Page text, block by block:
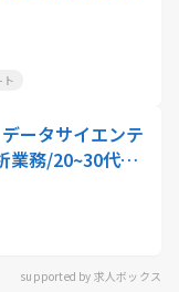
ータサイエンテ
業務/20~30代活
supported by 求人ボックス